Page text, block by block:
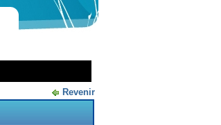
Revenir